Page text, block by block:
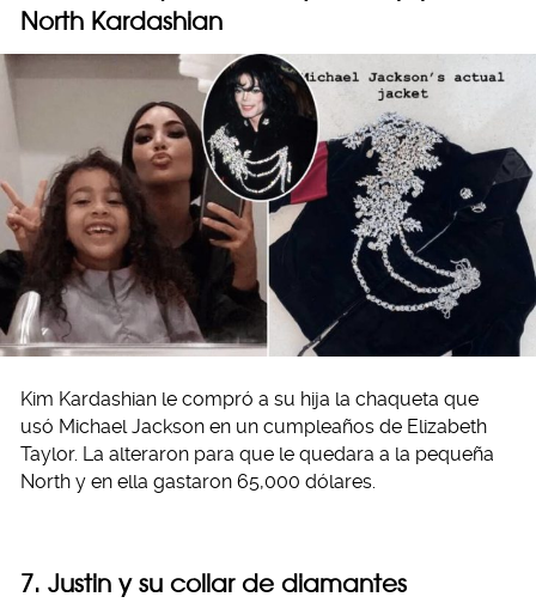
North Kardashian
Kim Kardashian le compró a su hija la chaqueta que
usó Michael Jackson en un cumpleaños de Elizabeth
Taylor. La alteraron para que le quedara a la pequeña
North y en ella gastaron 65,000 dólares.
7. Justin y su collar de diamantes